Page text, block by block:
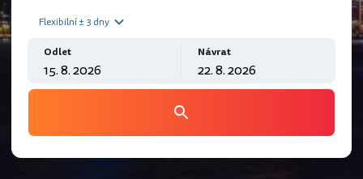
Flexibilní ± 3 dny
Odlet Návrat